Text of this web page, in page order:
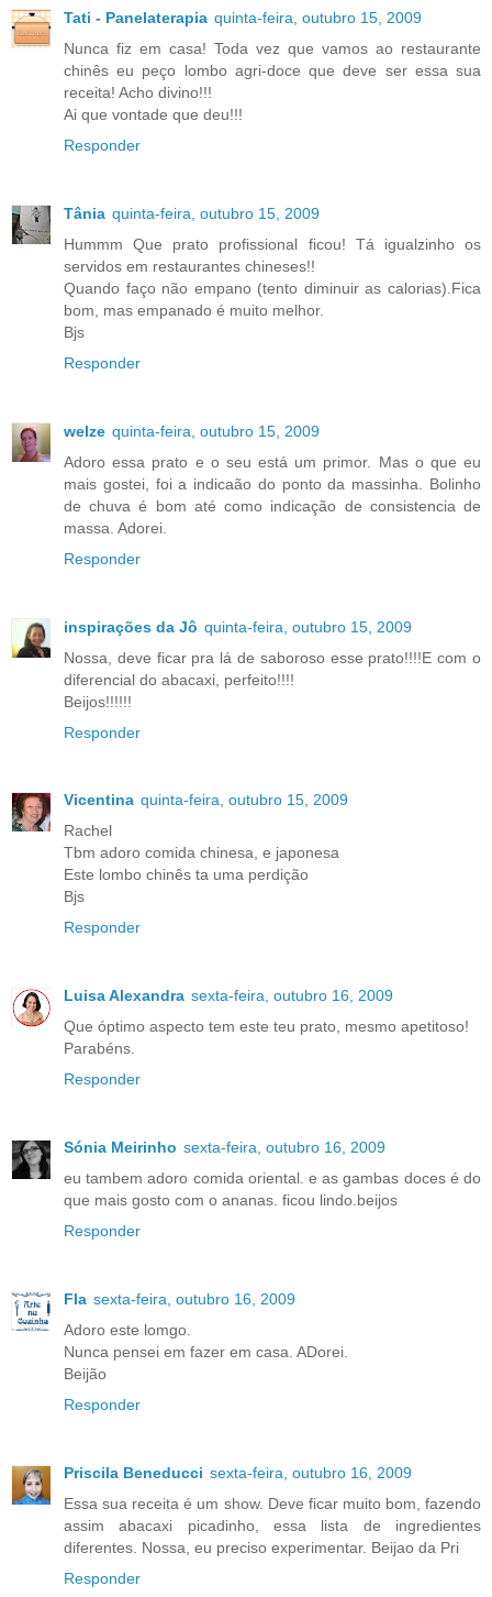
Tati - Panelaterapia quinta-feira, outubro 15, 2009
Nunca fiz em casa! Toda vez que vamos ao restaurante
chinês eu peço lombo agri-doce que deve ser essa sua
receita! Acho divino!!!
Ai que vontade que deu!!!
Responder
Tânia quinta-feira, outubro 15, 2009
Hummm Que prato profissional ficou! Tá igualzinho os
servidos em restaurantes chineses!!
Quando faço não empano (tento diminuir as calorias).Fica
bom, mas empanado é muito melhor.
Bjs
Responder
welze quinta-feira, outubro 15, 2009
Adoro essa prato e o seu está um primor. Mas o que eu
mais gostei, foi a indicaão do ponto da massinha. Bolinho
de chuva é bom até como indicação de consistencia de
massa. Adorei.
Responder
inspirações da Jô quinta-feira, outubro 15, 2009
Nossa, deve ficar pra lá de saboroso esse prato!!!!E com o
diferencial do abacaxi, perfeito!!!!
Beijos!!!!!!
Responder
Vicentina quinta-feira, outubro 15, 2009
Rachel
Tbm adoro comida chinesa, e japonesa
Este lombo chinês ta uma perdição
Bjs
Responder
Luisa Alexandra sexta-feira, outubro 16, 2009
Que óptimo aspecto tem este teu prato, mesmo apetitoso!
Parabéns.
Responder
Sónia Meirinho sexta-feira, outubro 16, 2009
eu tambem adoro comida oriental. e as gambas doces é do
que mais gosto com o ananas. ficou lindo.beijos
Responder
Fla sexta-feira, outubro 16, 2009
Adoro este lomgo.
Nunca pensei em fazer em casa. ADorei.
Beijão
Responder
Priscila Beneducci sexta-feira, outubro 16, 2009
Essa sua receita é um show. Deve ficar muito bom, fazendo
assim abacaxi picadinho, essa lista de ingredientes
diferentes. Nossa, eu preciso experimentar. Beijao da Pri
Responder